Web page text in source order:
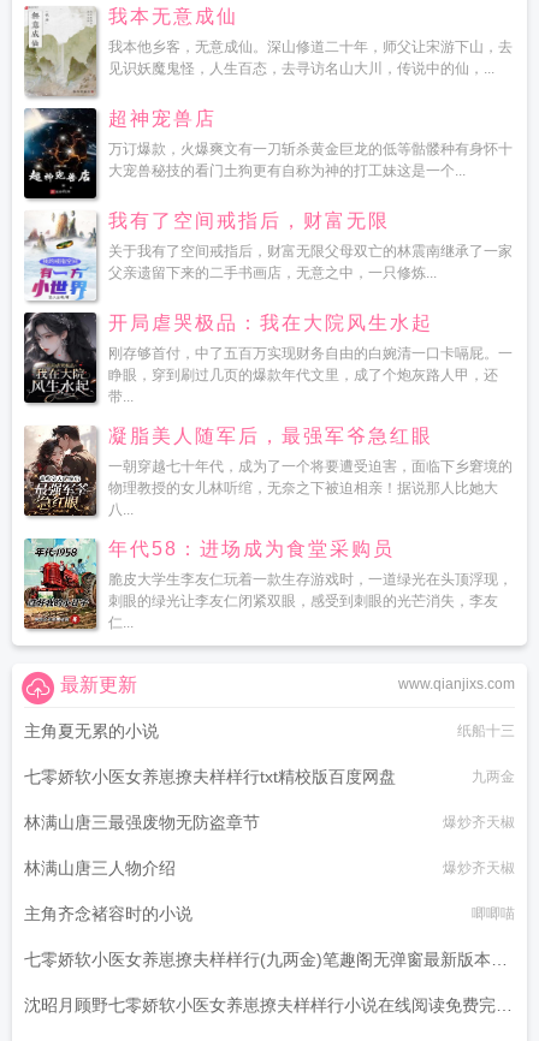
我本无意成仙
我本他乡客，无意成仙。深山修道二十年，师父让宋游下山，去
见识妖魔鬼怪，人生百态，去寻访名山大川，传说中的仙，...
超神宠兽店
万订爆款，火爆爽文有一刀斩杀黄金巨龙的低等骷髅种有身怀十
大宠兽秘技的看门土狗更有自称为神的打工妹这是一个...
我有了空间戒指后，财富无限
关于我有了空间戒指后，财富无限父母双亡的林震南继承了一家
父亲遗留下来的二手书画店，无意之中，一只修炼...
开局虐哭极品：我在大院风生水起
刚存够首付，中了五百万实现财务自由的白婉清一口卡嗝屁。一
睁眼，穿到刷过几页的爆款年代文里，成了个炮灰路人甲，还
带...
凝脂美人随军后，最强军爷急红眼
一朝穿越七十年代，成为了一个将要遭受迫害，面临下乡窘境的
物理教授的女儿林听绾，无奈之下被迫相亲！据说那人比她大
八...
年代58：进场成为食堂采购员
脆皮大学生李友仁玩着一款生存游戏时，一道绿光在头顶浮现，
刺眼的绿光让李友仁闭紧双眼，感受到刺眼的光芒消失，李友
仁...
www.qianjixs.com
最新更新
主角夏无累的小说 纸船十三
七零娇软小医女养崽撩夫样样行txt精校版百度网盘 九两金
林满山唐三最强废物无防盗章节 爆炒齐天椒
林满山唐三人物介绍 爆炒齐天椒
主角齐念褚容时的小说 唧唧喵
七零娇软小医女养崽撩夫样样行(九两金)笔趣阁无弹窗最新版本更
新 九两金
沈昭月顾野七零娇软小医女养崽撩夫样样行小说在线阅读免费完整